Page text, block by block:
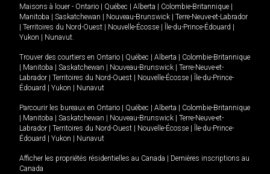
Maisons à louer - Ontario Québec Alberta Colombie-Britannique
Manitoba
Saskatchewan Nouveau-Brunswick
Terre-Neuve-et-Labrador
Territoires du Nord-Ouest Nouvelle-Écosse Île-du-Prince-Édouard
Yukon
Nunavut.
Trouver des courtiers en Ontario Québec Alberta
Colombie-Britannique
Manitoba Saskatchewan Nouveau-Brunswick
Terre-Neuve-et-
Labrador
Territoires du Nord-Ouest Nouvelle-Écosse
Île-du-Prince-
Édouard
Yukon Nunavut
Parcourir les bureaux en Ontario Québec Alberta
Colombie-Britannique
Manitoba Saskatchewan Nouveau-Brunswick
Terre-Neuve-et-
Labrador
Territoires du Nord-Ouest Nouvelle-Écosse
Île-du-Prince-
Édouard
Yukon Nunavut
Afficher les propriétés résidentielles au Canada
Dernières inscriptions au
Canada